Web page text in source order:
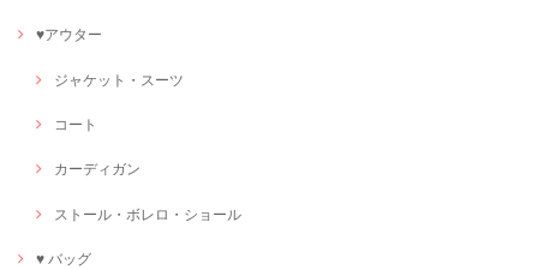
♥アウター
ジャケット・スーツ
コート
カーディガン
ストール・ボレロ・ショール
♥ バッグ